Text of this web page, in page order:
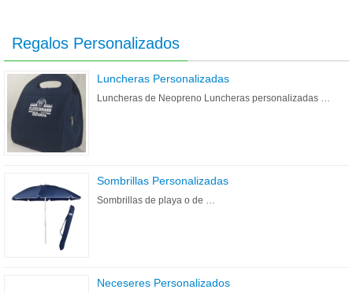
Regalos Personalizados
Luncheras Personalizadas
Luncheras de Neopreno Luncheras personalizadas …
Sombrillas Personalizadas
Sombrillas de playa o de …
Neceseres Personalizados